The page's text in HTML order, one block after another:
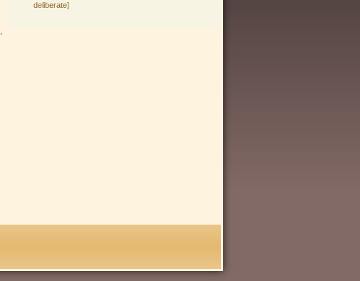
deliberate]